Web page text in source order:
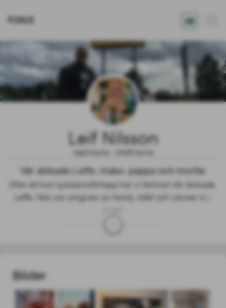
FONUS
Leif Nilsson
1957.03.04 - 2026.04.04
Vår älskade Leffe, make, pappa och morfar
Efter ett kort sjukdomsförlopp har vi förlorat vår älskade
Leffe. Han var omgiven av familj, släkt och vänner in i
Bilder